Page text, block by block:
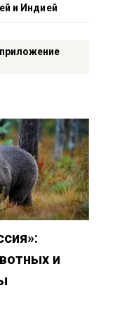
и Индией
и